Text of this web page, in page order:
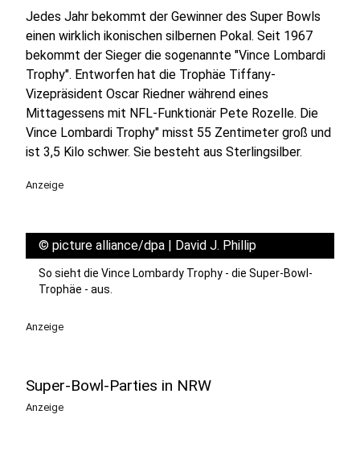
Jedes Jahr bekommt der Gewinner des Super Bowls
einen wirklich ikonischen silbernen Pokal. Seit 1967
bekommt der Sieger die sogenannte "Vince Lombardi
Trophy". Entworfen hat die Trophäe Tiffany-
Vizepräsident Oscar Riedner während eines
Mittagessens mit NFL-Funktionär Pete Rozelle. Die
Vince Lombardi Trophy" misst 55 Zentimeter groß und
ist 3,5 Kilo schwer. Sie besteht aus Sterlingsilber.
Anzeige
© picture alliance/dpa | David J. Phillip
So sieht die Vince Lombardy Trophy - die Super-Bowl-
Trophäe - aus.
Anzeige
Super-Bowl-Parties in NRW
Anzeige